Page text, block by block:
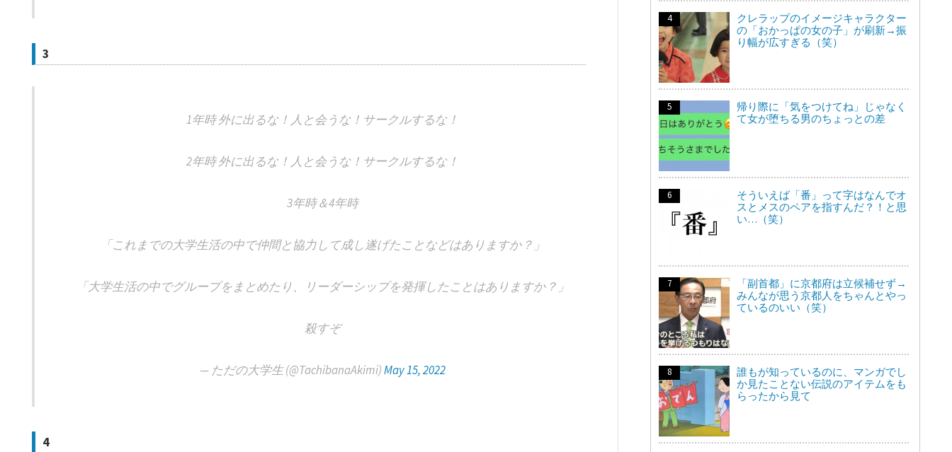
3
1年時 外に出るな！人と会うな！サークルするな！
2年時 外に出るな！人と会うな！サークルするな！
3年時＆4年時
「これまでの大学生活の中で仲間と協力して成し遂げたことなどはありますか？」
「大学生活の中でグループをまとめたり、リーダーシップを発揮したことはありますか？」
殺すぞ
— ただの大学生 (@TachibanaAkimi)May 15, 2022
4
クレラップのイメージキャラクター
の「おかっぱの女の子」が刷新→振
り幅が広すぎる（笑）
帰り際に「気をつけてね」じゃなく
て女が堕ちる男のちょっとの差
そういえば「番」って字はなんでオ
スとメスのペアを指すんだ？！と思
い…（笑）
「副首都」に京都府は立候補せず→
みんなが思う京都人をちゃんとやっ
ているのいい（笑）
誰もが知っているのに、マンガでし
か見たことない伝説のアイテムをも
らったから見て